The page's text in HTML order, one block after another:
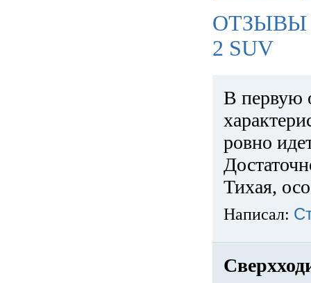
ОТЗЫВЫ
2 SUV
В первую
ровно
Тихая,
Написал: